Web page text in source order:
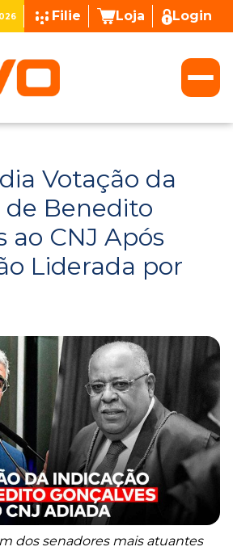
Filie Loja Login
Votação da
de Benedito
ao CNJ Após
Liderada por
dos senadores mais atuantes